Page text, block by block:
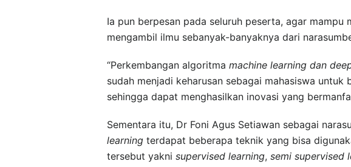
Ia pun berpesan pada seluruh peserta, agar
mengambil ilmu sebanyak-banyaknya dari
“Perkembangan algoritma machine learning dan
sudah menjadi keharusan sebagai mahasiswa
sehingga dapat menghasilkan inovasi yang
Sementara itu, Dr Foni Agus Setiawan sebagai
learning terdapat beberapa teknik yang bisa
tersebut yakni supervised learning, semi supervised